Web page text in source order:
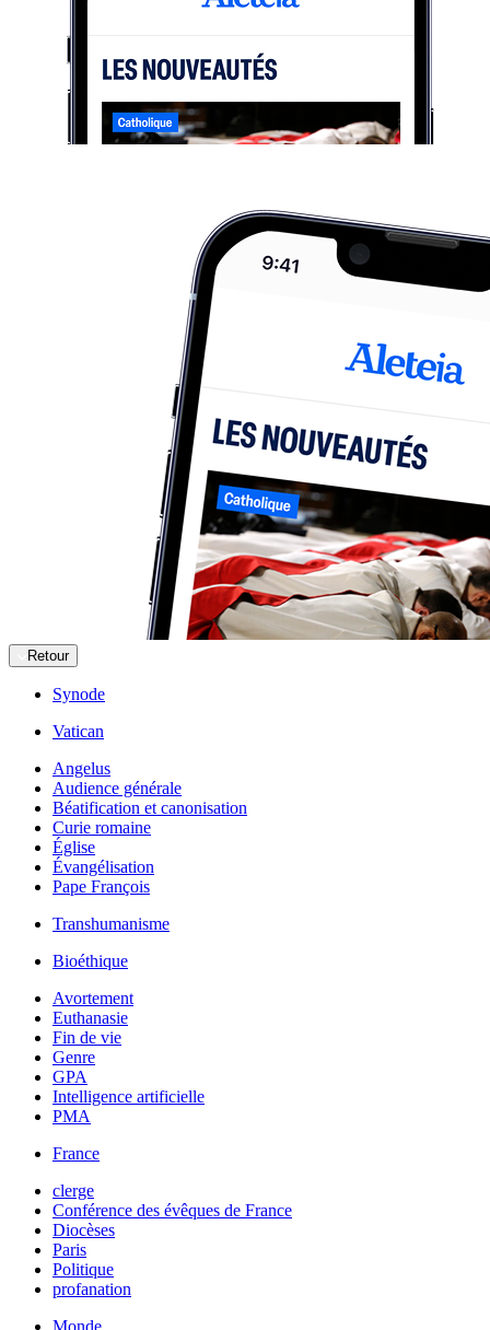
Retour
Synode
Vatican
Angelus
Audience générale
Béatification et canonisation
Curie romaine
Église
Évangélisation
Pape François
Transhumanisme
Bioéthique
Avortement
Euthanasie
Fin de vie
Genre
GPA
Intelligence artificielle
PMA
France
clerge
Conférence des évêques de France
Diocèses
Paris
Politique
profanation
Monde